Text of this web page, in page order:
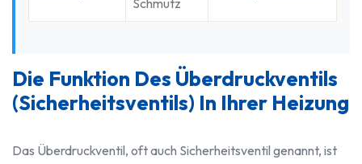
Schmutz
Die Funktion Des Überdruckventils
(Sicherheitsventils) In Ihrer Heizung
Das Überdruckventil, oft auch Sicherheitsventil genannt, ist